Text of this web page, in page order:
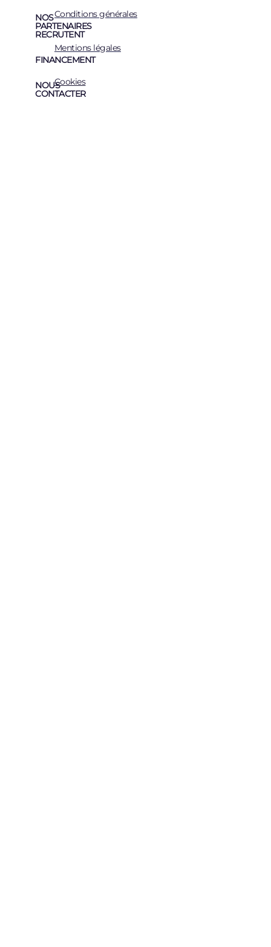
NOS
PARTENAIRES
RECRUTENT
FINANCEMENT
NOUS
CONTACTER
Conditions générales
Mentions légales
Cookies